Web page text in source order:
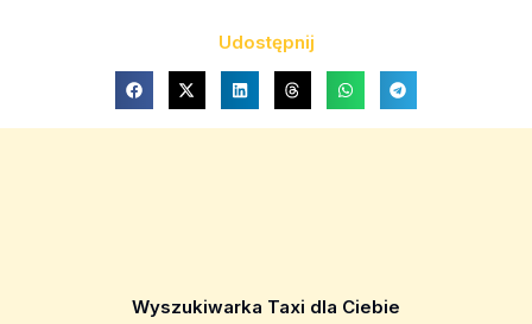
Udostępnij
Wyszukiwarka Taxi dla Ciebie